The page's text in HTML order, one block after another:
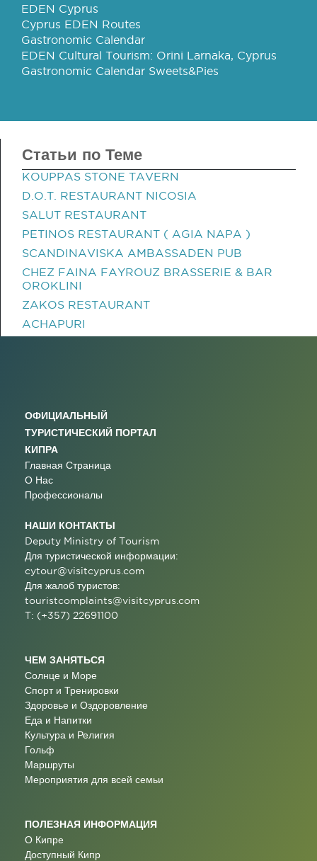
EDEN Cyprus
Cyprus EDEN Routes
Gastronomic Calendar
EDEN Cultural Tourism: Orini Larnaka, Cyprus
Gastronomic Calendar Sweets&Pies
Статьи по Теме
KOUPPAS STONE TAVERN
D.O.T. RESTAURANT NICOSIA
SALUT RESTAURANT
PETINOS RESTAURANT ( AGIA NAPA )
SCANDINAVISKA AMBASSADEN PUB
CHEZ FAINA FAYROUZ BRASSERIE & BAR
OROKLINI
ZAKOS RESTAURANT
ACHAPURI
ОФИЦИАЛЬНЫЙ
ТУРИСТИЧЕСКИЙ ПОРТАЛ
КИПРА
Главная Страница
О Нас
Профессионалы
НАШИ КОНТАКТЫ
Deputy Ministry of Tourism
Для туристической информации:
cytour@visitcyprus.com
Для жалоб туристов:
touristcomplaints@visitcyprus.com
T: (+357) 22691100
ЧЕМ ЗАНЯТЬСЯ
Солнце и Море
Спорт и Тренировки
Здоровье и Оздоровление
Еда и Напитки
Культура и Религия
Гольф
Маршруты
Мероприятия для всей семьи
ПОЛЕЗНАЯ ИНФОРМАЦИЯ
О Кипре
Доступный Кипр